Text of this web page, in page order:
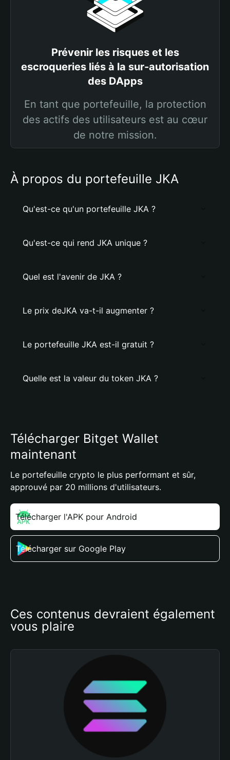
Prévenir les risques et les
escroqueries liés à la sur-autorisation
des DApps
En tant que portefeuille, la protection
des actifs des utilisateurs est au cœur
de notre mission.
À propos du portefeuille JKA
Qu'est-ce qu'un portefeuille JKA ?
Qu'est-ce qui rend JKA unique ?
Quel est l'avenir de JKA ?
Le prix deJKA va-t-il augmenter ?
Le portefeuille JKA est-il gratuit ?
Quelle est la valeur du token JKA ?
Télécharger Bitget Wallet
maintenant
Le portefeuille crypto le plus performant et sûr,
approuvé par 20 millions d'utilisateurs.
Télécharger l'APK pour Android
Télécharger sur Google Play
Ces contenus devraient également
vous plaire